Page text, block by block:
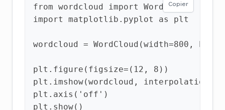
from wordcloud import
WordCloud
import
matplotlib.pyplot as plt
wordcloud = WordCloud (width=800 ,
plt . figure ( figsize= ( 12 , 8 ))
plt . imshow(wordcloud , interpolation
plt . axis ( 'off' )
plt . show()
Copier